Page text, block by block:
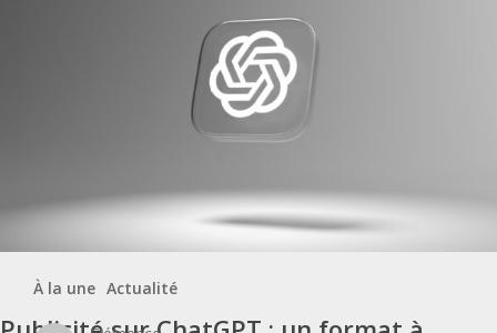
À la une Actualité